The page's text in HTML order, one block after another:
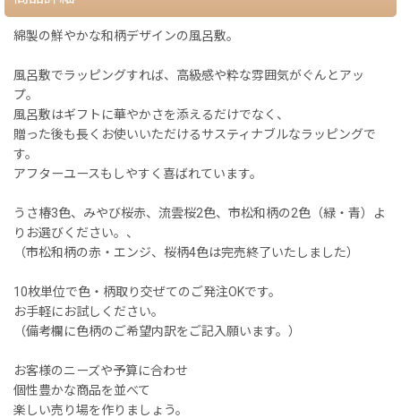
綿製の鮮やかな和柄デザインの風呂敷。
風呂敷でラッピングすれば、高級感や粋な雰囲気がぐんとアッ
プ。
風呂敷はギフトに華やかさを添えるだけでなく、
贈った後も長くお使いいただけるサスティナブルなラッピングで
す。
アフターユースもしやすく喜ばれています。
うさ椿3色、みやび桜赤、流雲桜2色、市松和柄の2色（緑・青）よ
りお選びください。、
（市松和柄の赤・エンジ、桜柄4色は完売終了いたしました）
10枚単位で色・柄取り交ぜてのご発注OKです。
お手軽にお試しください。
（備考欄に色柄のご希望内訳をご記入願います。）
お客様のニーズや予算に合わせ
個性豊かな商品を並べて
楽しい売り場を作りましょう。